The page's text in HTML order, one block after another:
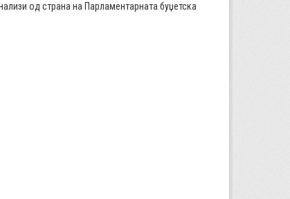
од страна на Парламентарната буџетска